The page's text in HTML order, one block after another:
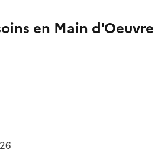
en Main d'Oeuvre